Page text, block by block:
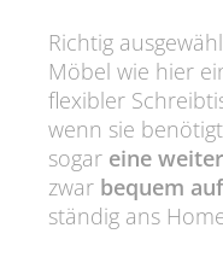
Richtig
Möbel wie hier
flexibler
wenn sie
sogar eine
zwar bequem
ständig ans